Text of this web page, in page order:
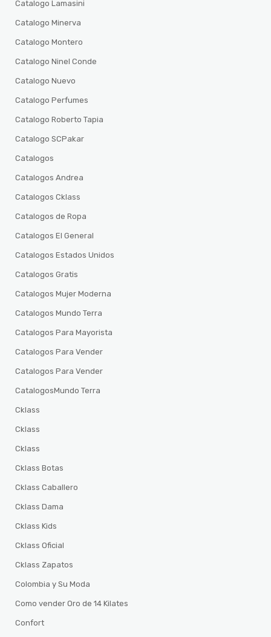
Catalogo Lamasini
Catalogo Minerva
Catalogo Montero
Catalogo Ninel Conde
Catalogo Nuevo
Catalogo Perfumes
Catalogo Roberto Tapia
Catalogo SCPakar
Catalogos
Catalogos Andrea
Catalogos Cklass
Catalogos de Ropa
Catalogos El General
Catalogos Estados Unidos
Catalogos Gratis
Catalogos Mujer Moderna
Catalogos Mundo Terra
Catalogos Para Mayorista
Catalogos Para Vender
Catalogos Para Vender
CatalogosMundo Terra
Cklass
Cklass
Cklass
Cklass Botas
Cklass Caballero
Cklass Dama
Cklass Kids
Cklass Oficial
Cklass Zapatos
Colombia y Su Moda
Como vender Oro de 14 Kilates
Confort